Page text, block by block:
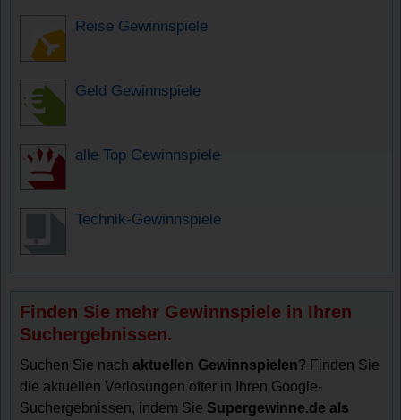
Reise Gewinnspiele
Geld Gewinnspiele
alle Top Gewinnspiele
Technik-Gewinnspiele
Finden Sie mehr Gewinnspiele in Ihren
Suchergebnissen.
Suchen Sie nachaktuellen Gewinnspielen? Finden Sie
die aktuellen Verlosungen öfter in Ihren Google-
Suchergebnissen, indem Sie Supergewinne.de als